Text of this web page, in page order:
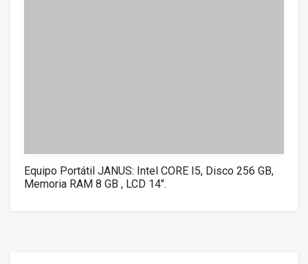
Equipo Portátil JANUS: Intel CORE I5, Disco 256 GB,
Memoria RAM 8 GB , LCD 14″.